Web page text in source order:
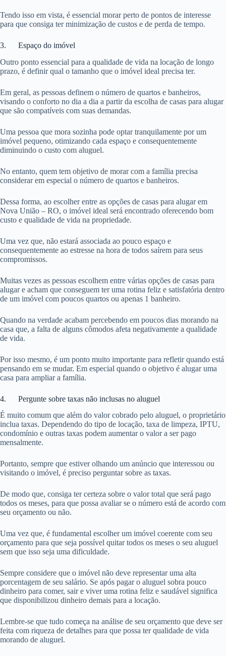
Tendo isso em vista, é essencial morar perto de pontos de interesse
para que consiga ter minimização de custos e de perda de tempo.
3. Espaço do imóvel
Outro ponto essencial para a qualidade de vida na locação de longo
prazo, é definir qual o tamanho que o imóvel ideal precisa ter.
Em geral, as pessoas definem o número de quartos e banheiros,
visando o conforto no dia a dia a partir da escolha de casas para alugar
que são compatíveis com suas demandas.
Uma pessoa que mora sozinha pode optar tranquilamente por um
imóvel pequeno, otimizando cada espaço e consequentemente
diminuindo o custo com aluguel.
No entanto, quem tem objetivo de morar com a família precisa
considerar em especial o número de quartos e banheiros.
Dessa forma, ao escolher entre as opções de casas para alugar em
Nova União – RO, o imóvel ideal será encontrado oferecendo bom
custo e qualidade de vida na propriedade.
Uma vez que, não estará associada ao pouco espaço e
consequentemente ao estresse na hora de todos saírem para seus
compromissos.
Muitas vezes as pessoas escolhem entre várias opções de casas para
alugar e acham que conseguem ter uma rotina feliz e satisfatória dentro
de um imóvel com poucos quartos ou apenas 1 banheiro.
Quando na verdade acabam percebendo em poucos dias morando na
casa que, a falta de alguns cômodos afeta negativamente a qualidade
de vida.
Por isso mesmo, é um ponto muito importante para refletir quando está
pensando em se mudar. Em especial quando o objetivo é alugar uma
casa para ampliar a família.
4. Pergunte sobre taxas não inclusas no aluguel
É muito comum que além do valor cobrado pelo aluguel, o proprietário
inclua taxas. Dependendo do tipo de locação, taxa de limpeza, IPTU,
condomínio e outras taxas podem aumentar o valor a ser pago
mensalmente.
Portanto, sempre que estiver olhando um anúncio que interessou ou
visitando o imóvel, é preciso perguntar sobre as taxas.
De modo que, consiga ter certeza sobre o valor total que será pago
todos os meses, para que possa avaliar se o número está de acordo com
seu orçamento ou não.
Uma vez que, é fundamental escolher um imóvel coerente com seu
orçamento para que seja possível quitar todos os meses o seu aluguel
sem que isso seja uma dificuldade.
Sempre considere que o imóvel não deve representar uma alta
porcentagem de seu salário. Se após pagar o aluguel sobra pouco
dinheiro para comer, sair e viver uma rotina feliz e saudável significa
que disponibilizou dinheiro demais para a locação.
Lembre-se que tudo começa na análise de seu orçamento que deve ser
feita com riqueza de detalhes para que possa ter qualidade de vida
morando de aluguel.